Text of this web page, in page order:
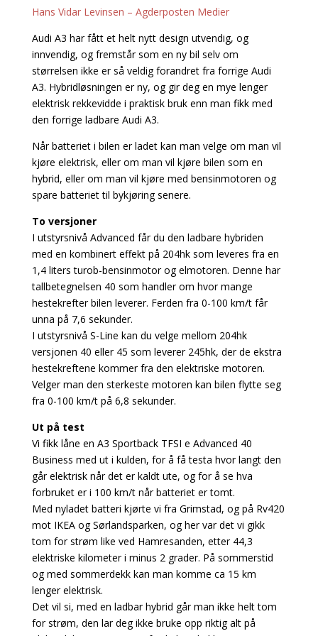
Hans Vidar Levinsen – Agderposten Medier
Audi A3 har fått et helt nytt design utvendig, og
innvendig, og fremstår som en ny bil selv om
størrelsen ikke er så veldig forandret fra forrige Audi
A3. Hybridløsningen er ny, og gir deg en mye lenger
elektrisk rekkevidde i praktisk bruk enn man fikk med
den forrige ladbare Audi A3.
Når batteriet i bilen er ladet kan man velge om man vil
kjøre elektrisk, eller om man vil kjøre bilen som en
hybrid, eller om man vil kjøre med bensinmotoren og
spare batteriet til bykjøring senere.
To versjoner
I utstyrsnivå Advanced får du den ladbare hybriden
med en kombinert effekt på 204hk som leveres fra en
1,4 liters turob-bensinmotor og elmotoren. Denne har
tallbetegnelsen 40 som handler om hvor mange
hestekrefter bilen leverer. Ferden fra 0-100 km/t får
unna på 7,6 sekunder.
I utstyrsnivå S-Line kan du velge mellom 204hk
versjonen 40 eller 45 som leverer 245hk, der de ekstra
hestekreftene kommer fra den elektriske motoren.
Velger man den sterkeste motoren kan bilen flytte seg
fra 0-100 km/t på 6,8 sekunder.
Ut på test
Vi fikk låne en A3 Sportback TFSI e Advanced 40
Business med ut i kulden, for å få testa hvor langt den
går elektrisk når det er kaldt ute, og for å se hva
forbruket er i 100 km/t når batteriet er tomt.
Med nyladet batteri kjørte vi fra Grimstad, og på Rv420
mot IKEA og Sørlandsparken, og her var det vi gikk
tom for strøm like ved Hamresanden, etter 44,3
elektriske kilometer i minus 2 grader. På sommerstid
og med sommerdekk kan man komme ca 15 km
lenger elektrisk.
Det vil si, med en ladbar hybrid går man ikke helt tom
for strøm, den lar deg ikke bruke opp riktig alt på